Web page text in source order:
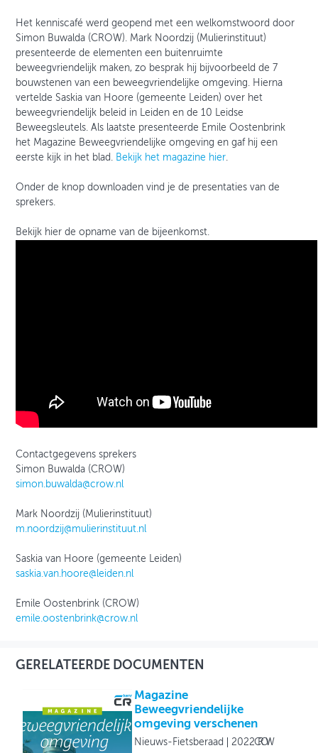
Het kenniscafé werd geopend met een welkomstwoord door
Simon Buwalda (CROW). Mark Noordzij (Mulierinstituut)
presenteerde de elementen een buitenruimte
beweegvriendelijk maken, zo besprak hij bijvoorbeeld de 7
bouwstenen van een beweegvriendelijke omgeving. Hierna
vertelde Saskia van Hoore (gemeente Leiden) over het
beweegvriendelijk beleid in Leiden en de 10 Leidse
Beweegsleutels. Als laatste presenteerde Emile Oostenbrink
het Magazine Beweegvriendelijke omgeving en gaf hij een
eerste kijk in het blad. Bekijk het magazine hier.
Onder de knop downloaden vind je de presentaties van de
sprekers.
Bekijk hier de opname van de bijeenkomst.
Contactgegevens sprekers
Simon Buwalda (CROW)
simon.buwalda@crow.nl
Mark Noordzij (Mulierinstituut)
m.noordzij@mulierinstituut.nl
Saskia van Hoore (gemeente Leiden)
saskia.van.hoore@leiden.nl
Emile Oostenbrink (CROW)
emile.oostenbrink@crow.nl
GERELATEERDE DOCUMENTEN
Magazine
Beweegvriendelijke
omgeving verschenen
Nieuws-Fietsberaad 2022CROW